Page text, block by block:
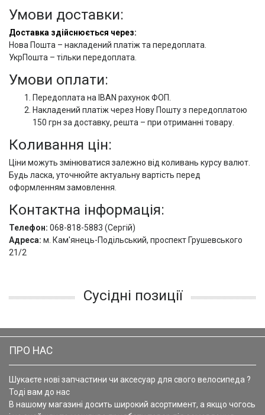
Умови доставки:
Доставка здійснюється через:
Нова Пошта – накладений платіж та передоплата.
УкрПошта – тільки передоплата.
Умови оплати:
Передоплата на IBAN рахунок ФОП.
Накладений платіж через Нову Пошту з передоплатою
150 грн за доставку, решта – при отриманні товару.
Коливання цін:
Ціни можуть змінюватися залежно від коливань курсу валют.
Будь ласка, уточнюйте актуальну вартість перед
оформленням замовлення.
Контактна інформація:
Телефон: 068-818-5883 (Сергій)
Адреса: м. Кам'янець-Подільський, проспект Грушевського
21/2
Сусідні позиції
ПРО НАС
Шукаєте нові запчастини чи аксесуар для свого велосипеда ?
Тоді вам до нас
В нашому магазині досить широкий асортимент, а якщо чогось